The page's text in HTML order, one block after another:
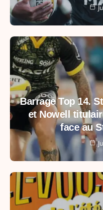
Barrage Top 14.
et Nowell
face au